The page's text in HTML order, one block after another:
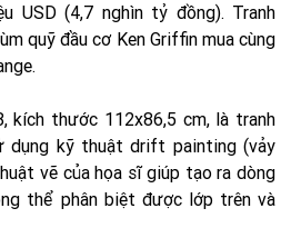
USD (4,7 nghìn tỷ đồng). Tranh
quỹ đầu cơ Ken Griffin mua cùng
kích thước 112x86,5 cm, là tranh
dụng kỹ thuật drift painting (vảy
vẽ của họa sĩ giúp tạo ra dòng
thể phân biệt được lớp trên và